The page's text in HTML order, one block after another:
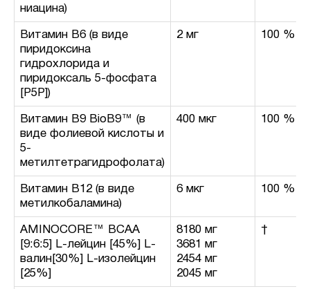
ниацина)
Витамин B6 (в виде
пиридоксина
гидрохлорида и
пиридоксаль 5-фосфата
[P5P])
2 мг 100 %
Витамин B9 BioB9™ (в
виде фолиевой кислоты и
5-
метилтетрагидрофолата)
400 мкг 100 %
Витамин В12 (в виде
метилкобаламина)
6 мкг 100 %
AMINOCORE™ BCAA
[9:6:5] L-лейцин [45%] L-
валин[30%] L-изолейцин
[25%]
8180 мг
3681 мг
2454 мг
2045 мг
†